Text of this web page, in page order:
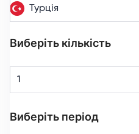
Турція
Виберіть кількість
Виберіть період